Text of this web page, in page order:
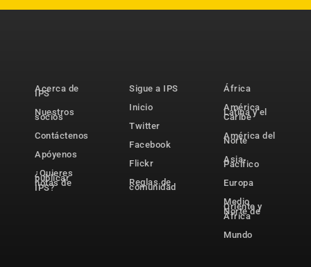
Acerca de
IPS
Nuestros
socios
Contáctenos
Apóyenos
¿Quieres
publicar
notas de
IPS?
Sigue a IPS
Inicio
Twitter
Facebook
Flickr
Reglas de
comunidad
África
América
Latina y el
Caribe
América del
Norte
Asia-
Pacífico
Europa
Medio
Oriente y
Norte de
África
Mundo